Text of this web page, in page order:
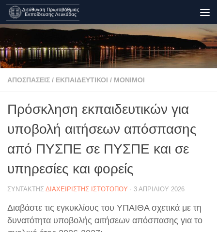
Skip to content
ΑΠΟΣΠΆΣΕΙΣ / ΕΚΠΑΙΔΕΥΤΙΚΟΊ / ΜΌΝΙΜΟΙ
Πρόσκληση εκπαιδευτικών για
υποβολή αιτήσεων απόσπασης
από ΠΥΣΠΕ σε ΠΥΣΠΕ και σε
υπηρεσίες και φορείς
ΣΥΝΤΆΚΤΗΣ ΔΙΑΧΕΙΡΙΣΤΉΣ ΙΣΤΟΤΌΠΟΥ · 3 ΑΠΡΙΛΊΟΥ 2026
Διαβάστε τις εγκυκλίους του ΥΠΑΙΘΑ σχετικά με τη
δυνατότητα υποβολής αιτήσεων απόσπασης για το